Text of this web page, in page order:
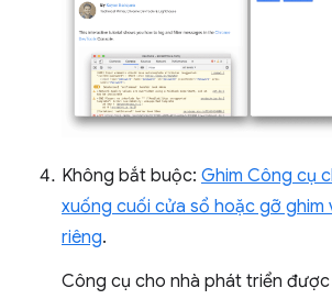
Không bắt buộc: Ghim Công cụ
xuống cuối cửa sổ hoặc gỡ ghim
riêng.
Công cụ cho nhà phát triển